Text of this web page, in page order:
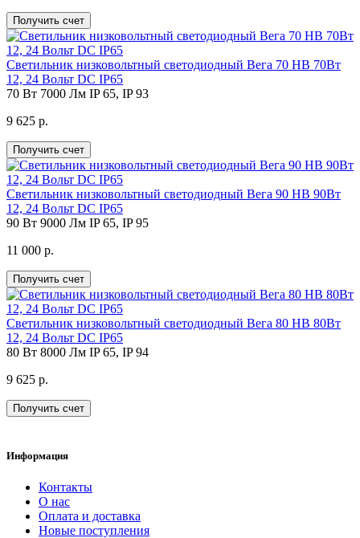
Получить счет
Светильник низковольтный светодиодный Вега 70 НВ 70Вт
12, 24 Вольт DC IP65
70 Вт 7000 Лм IP 65, IP 93
9 625 р.
Получить счет
Светильник низковольтный светодиодный Вега 90 НВ 90Вт
12, 24 Вольт DC IP65
90 Вт 9000 Лм IP 65, IP 95
11 000 р.
Получить счет
Светильник низковольтный светодиодный Вега 80 НВ 80Вт
12, 24 Вольт DC IP65
80 Вт 8000 Лм IP 65, IP 94
9 625 р.
Получить счет
Информация
Контакты
О нас
Оплата и доставка
Новые поступления